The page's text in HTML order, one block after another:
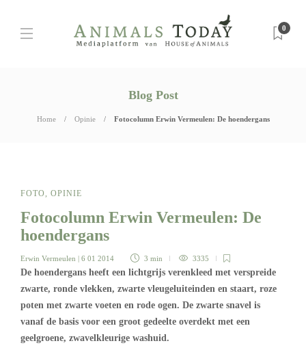
0
Blog Post
Home Opinie Fotocolumn Erwin Vermeulen: De hoendergans
FOTO, OPINIE
Fotocolumn Erwin Vermeulen: De
hoendergans
Erwin Vermeulen | 6 01 2014 3 min 3335
De hoendergans heeft een lichtgrijs verenkleed met verspreide
zwarte, ronde vlekken, zwarte vleugeluiteinden en staart, roze
poten met zwarte voeten en rode ogen. De zwarte snavel is
vanaf de basis voor een groot gedeelte overdekt met een
geelgroene, zwavelkleurige washuid.